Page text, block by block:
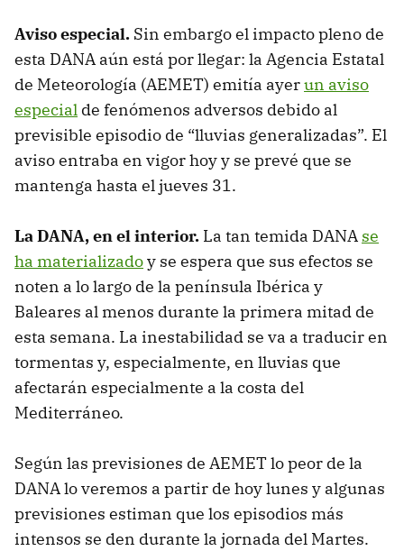
Aviso especial. Sin embargo el impacto pleno de
esta DANA aún está por llegar: la Agencia Estatal
de Meteorología (AEMET) emitía ayerun aviso
especial de fenómenos adversos debido al
previsible episodio de “lluvias generalizadas”. El
aviso entraba en vigor hoy y se prevé que se
mantenga hasta el jueves 31.
La DANA, en el interior. La tan temida DANA se
ha materializadoy se espera que sus efectos se
noten a lo largo de la península Ibérica y
Baleares al menos durante la primera mitad de
esta semana. La inestabilidad se va a traducir en
tormentas y, especialmente, en lluvias que
afectarán especialmente a la costa del
Mediterráneo.
Según las previsiones de AEMET lo peor de la
DANA lo veremos a partir de hoy lunes y algunas
previsiones estiman que los episodios más
intensos se den durante la jornada del Martes.